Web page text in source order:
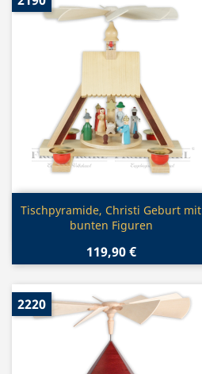
Vorschau
Tischpyramide, Christi Geburt mit
bunten Figuren
119,90 €
2220